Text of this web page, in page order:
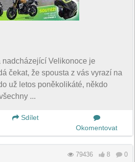
nadcházející Velikonoce je
čekat, že spousta z vás vyrazí na
už letos poněkolikáté, někdo
...
Sdílet
Okomentovat
79436 8 0